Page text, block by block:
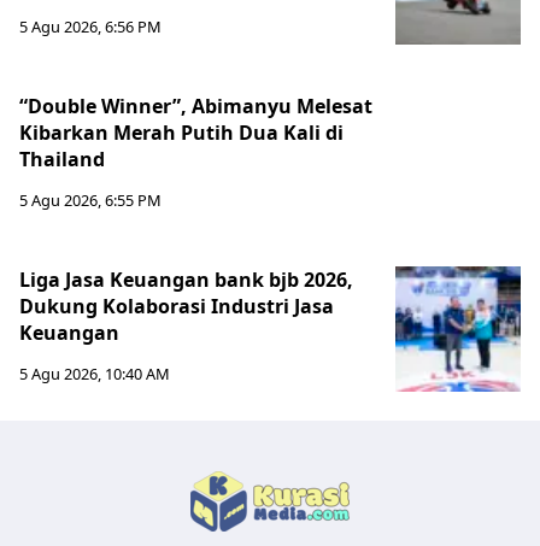
5 Agu 2026, 6:56 PM
“Double Winner”, Abimanyu Melesat
Kibarkan Merah Putih Dua Kali di
Thailand
5 Agu 2026, 6:55 PM
Liga Jasa Keuangan bank bjb 2026,
Dukung Kolaborasi Industri Jasa
Keuangan
5 Agu 2026, 10:40 AM